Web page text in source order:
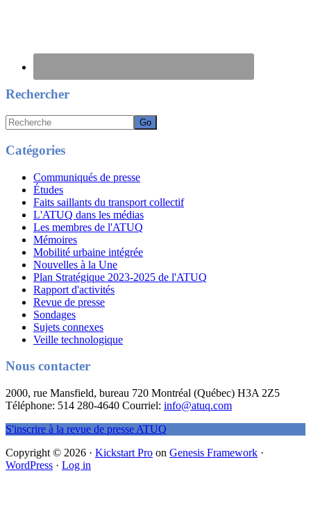
Rechercher
Recherche
Catégories
Communiqués de presse
Études
Faits saillants du transport collectif
L'ATUQ dans les médias
Les membres de l'ATUQ
Mémoires
Mobilité urbaine intégrée
Nouvelles à la Une
Plan Stratégique 2023-2025 de l'ATUQ
Rapport d'activités
Revue de presse
Sondages
Sujets connexes
Veille technologique
Nous contacter
2000, rue Mansfield, bureau 720 Montréal (Québec) H3A 2Z5
Téléphone: 514 280-4640 Courriel: info@atuq.com
S'inscrire à la revue de presse ATUQ
Copyright © 2026 · Kickstart Pro on Genesis Framework ·
WordPress · Log in